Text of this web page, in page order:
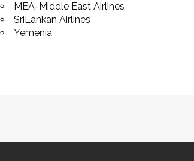
MEA-Middle East Airlines
SriLankan Airlines
Yemenia